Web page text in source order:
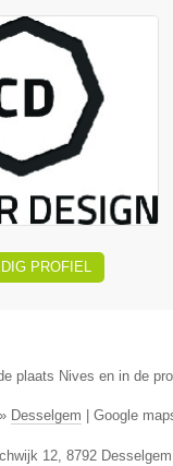
PROFIEL
plaats Nives en in de
» Desselgem Google
12, 8792 Desselgem